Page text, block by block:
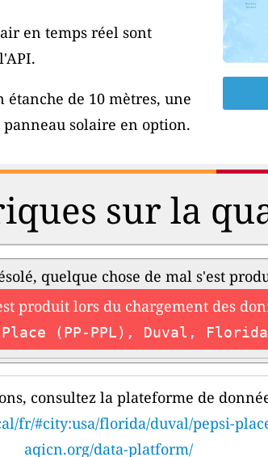
en temps réel sont
de 10 mètres, une
solaire en option.
sur la
quelque chose de mal s'est
produit lors du chargement des
(PP-PPL), Duval, Florida
consultez la plateforme de
fr/#city:usa/florida/duval/pepsi-
aqicn.org/data-platform/